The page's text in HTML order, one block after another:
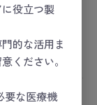
役立つ製
的な活用ま
ください。
要な医療機